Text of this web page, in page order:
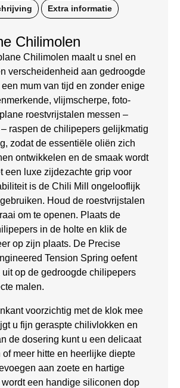
Extra informatie
Chilimolen
Chilimolen maalt u snel en
verscheidenheid aan gedroogde
mum van tijd en zonder enige
vlijmscherpe, foto-
roestvrijstalen messen –
raspen de chilipepers gelijkmatig
zodat de essentiële oliën zich
ontwikkelen en de smaak wordt
een luxe zijdezachte grip voor
is de Chili Mill ongelooflijk
Houd de roestvrijstalen
om te openen. Plaats de
in de holte en klik de
op zijn plaats. De Precise
Tension Spring oefent
op de gedroogde chilipepers
malen.
voorzichtig met de klok mee
u fijn geraspte chilivlokken en
de dosering kunt u een delicaat
meer hitte en heerlijke diepte
aan zoete en hartige
een handige siliconen dop